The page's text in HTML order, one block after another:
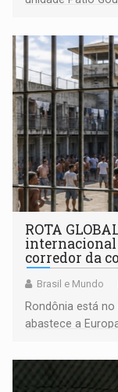
ROTA
corredor da
Brasil e Mundo
Rondônia está
abastece a